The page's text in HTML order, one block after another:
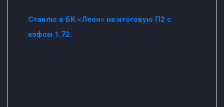
Ставлю в БК «Леон» на итоговую П2 с
кэфом 1.72.